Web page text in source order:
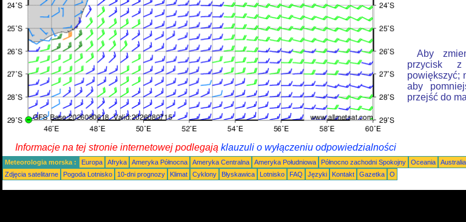
Aby
przycisk z
powiększyć;
aby
przejść do
Informacje na tej stronie internetowej podlegają klauzuli o wyłączeniu odpowiedzialności
Meteorologia morska : Europa Afryka Ameryka Północna Ameryka Centralna Ameryka Południowa Północno zachodni Spokojny Oceania Australia
Zdjęcia satelitarne
Pogoda Lotnisko 10-dni prognozy Klimat Cyklony Błyskawica Lotnisko FAQ Języki Kontakt Gazetka O